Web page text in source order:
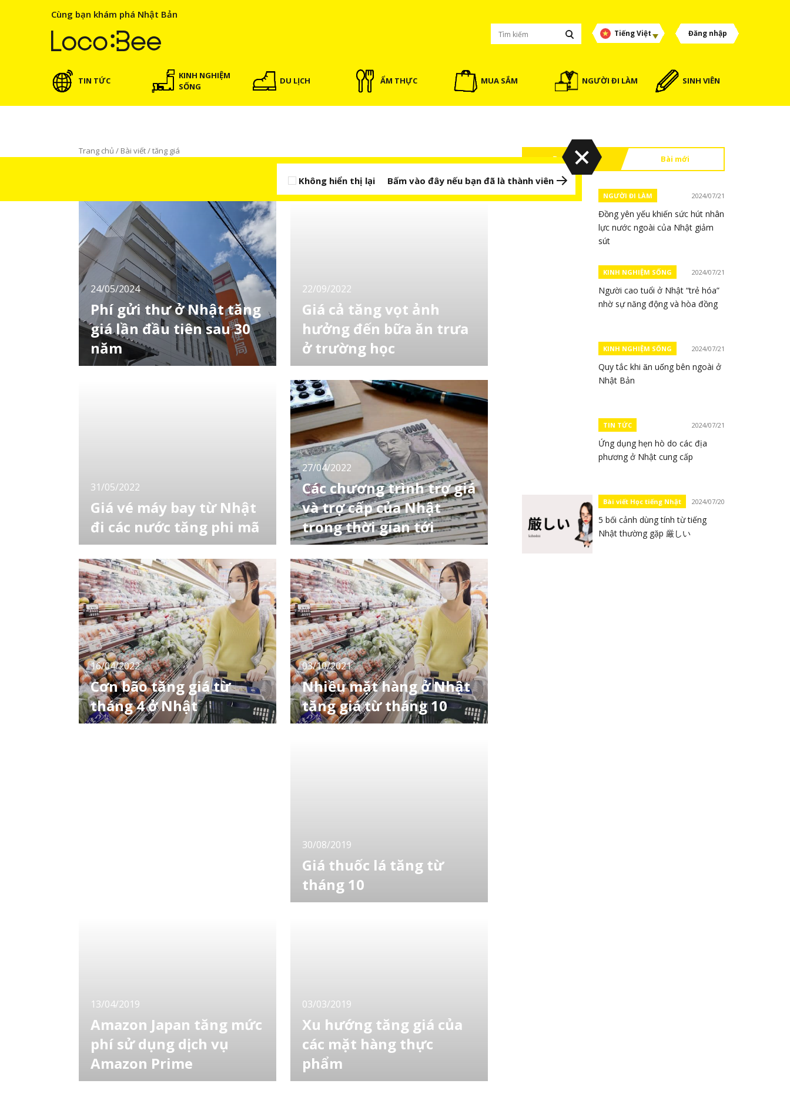
Cùng bạn khám phá Nhật Bản
Tiếng Việt Đăng nhập
TIN TỨC
KINH NGHIỆM
SỐNG
DU LỊCH ẨM THỰC MUA SẮM NGƯỜI ĐI LÀM SINH VIÊN
Trang chủ / Bài viết/tăng giá
24/05/2024
Phí gửi thư ở Nhật tăng
giá lần đầu tiên sau 30
năm
Phí gửi thư 84 yên hiện tại bị giới hạn bởi một
22/09/2022
Giá cả tăng vọt ảnh
hưởng đến bữa ăn trưa
ở trường học
Tại Đại học Tokyo Keizai ở Kokubunji, Tokyo,
ăn uống của sinh viên vào mùa hè thu được
một số kết quả như: Em không có tiền mua
đồ ăn vì thu nhập từ công việc bán thời gian
bị giảm do dịch corona Em không nhận được
trợ cấp từ gia đình Một số sin
31/05/2022
Giá vé máy bay từ Nhật
đi các nước tăng phi mã
Từ ngày 1/6, "phụ phí xăng dầu" của các
~ 31/5 1/6 ~ 31/7 JAL (Japan Airlines) Nhật
Bản – Hawaii 12.700 yên 23.600 yên Nhật
Bản – Bắc Mỹ, châu Âu 2.0200 yên 36.800
yên ANA (All Nippon Airways) Nhật Bản –
Hawaii 12.
27/04/2022
Các chương trình trợ giá
và trợ cấp của Nhật
trong thời gian tới
Chính phủ Nhật Bản vào ngày 26/4 đã quyết
giá hơn 13 nghìn tỷ yên (102 tỷ USD) để đối
phó với tình trạng giá tiêu dùng tăng vọt.
Quyết định sẽ cam kết khoảng 6,2 nghìn tỷ
yên vào quỹ công, bao gồm 1,5 nghìn tỷ yên
được dành để giảm bớt tác động của
16/04/2022
Cơn bão tăng giá từ
tháng 4 ở Nhật
Từ đầu năm đến nay, các bạn sống ở Nhật
03/10/2021
Nhiều mặt hàng ở Nhật
tăng giá từ tháng 10
Nhật Bản sẽ tăng giá đối với một số sản
30/08/2019
Giá thuốc lá tăng từ
tháng 10
Từ tháng 10 năm nay, Nhật Bản chính thức
13/04/2019
Amazon Japan tăng mức
phí sử dụng dịch vụ
Amazon Prime
Tại Nhật Bản, Amazon và Rakuten là 2 cái
03/03/2019
Xu hướng tăng giá của
các mặt hàng thực
phẩm
Từ mùa xuân này, các mặt hàng thực phẩm
Đọc nhiều Bài mới
NGƯỜI ĐI LÀM 2024/07/21
Đồng yên yếu khiến sức hút nhân
lực nước ngoài của Nhật giảm
sút
KINH NGHIỆM SỐNG 2024/07/21
Người cao tuổi ở Nhật “trẻ hóa”
nhờ sự năng động và hòa đồng
KINH NGHIỆM SỐNG 2024/07/21
Quy tắc khi ăn uống bên ngoài ở
Nhật Bản
TIN TỨC 2024/07/21
Ứng dụng hẹn hò do các địa
phương ở Nhật cung cấp
Bài viết Học tiếng Nhật 2024/07/20
5 bối cảnh dùng tính từ tiếng
Nhật thường gặp 厳しい
Không hiển thị lại Bấm vào đây nếu bạn đã là thành viên